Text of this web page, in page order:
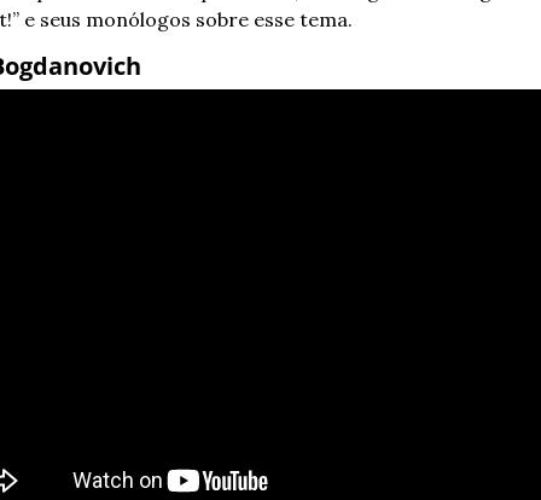
e seus monólogos sobre esse tema.